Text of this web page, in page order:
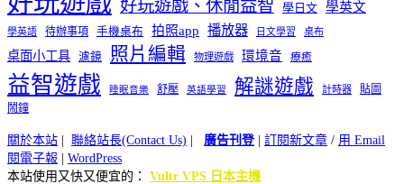
好玩遊戲、休閒益智 學日文 學英文
學英語 待辦事項 手機桌布 拍照app 播放器 日文學習 桌布
桌面小工具 濾鏡 照片編輯 物理遊戲 環境音 療癒
益智遊戲 睡眠音樂 舒壓 英語學習 解謎遊戲 計時器
貼圖
鬧鐘
關於本站 聯絡站長(Contact Us) 廣告刊登| 訂閱新文章 / 用 Email
閱電子報
WordPress
本站使用又快又便宜的： Vultr VPS 日本主機